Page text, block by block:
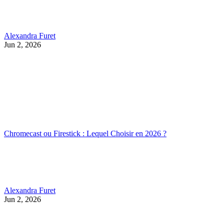
Alexandra Furet
Jun 2, 2026
Chromecast ou Firestick : Lequel Choisir en 2026 ?
Alexandra Furet
Jun 2, 2026